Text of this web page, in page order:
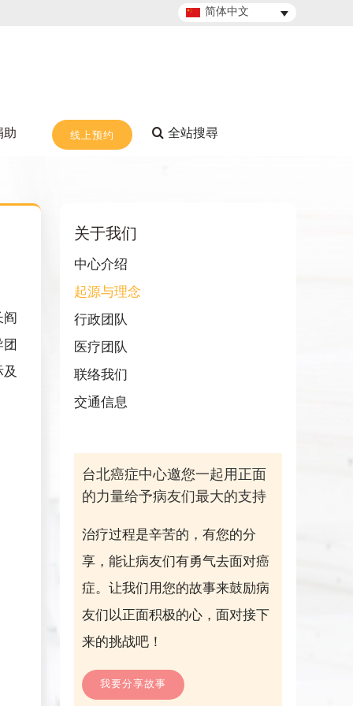
简体中文
线上预约
关于我们
中心介绍
起源与理念
行政团队
医疗团队
联络我们
交通信息
台北癌症中心邀您一起用正面
的力量给予病友们最大的支持
治疗过程是辛苦的，有您的分
享，能让病友们有勇气去面对癌
症。让我们用您的故事来鼓励病
友们以正面积极的心，面对接下
来的挑战吧！
我要分享故事